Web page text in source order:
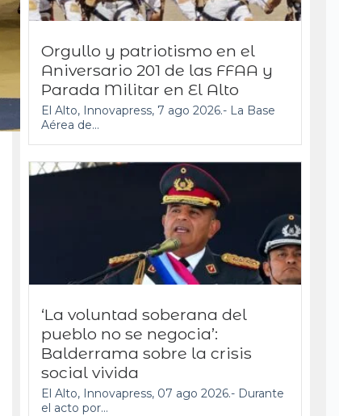
Orgullo y patriotismo en el
Aniversario 201 de las FFAA y
Parada Militar en El Alto
El Alto, Innovapress, 7 ago 2026.- La Base
Aérea de...
‘La voluntad soberana del
pueblo no se negocia’:
Balderrama sobre la crisis
social vivida
El Alto, Innovapress, 07 ago 2026.- Durante
el acto por...